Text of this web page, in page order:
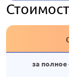
за